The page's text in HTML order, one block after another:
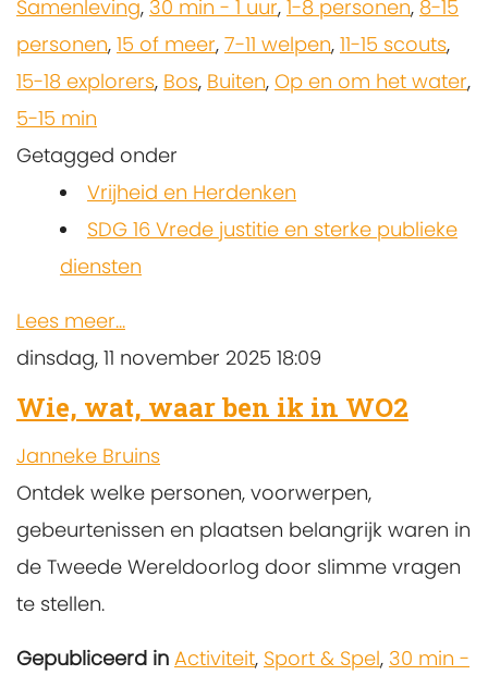
Samenleving, 30 min - 1 uur, 1-8 personen, 8-15
personen, 15 of meer, 7-11 welpen, 11-15 scouts,
15-18 explorers, Bos, Buiten, Op en om het water,
5-15 min
Getagged onder
Vrijheid en Herdenken
SDG 16 Vrede justitie en sterke publieke
diensten
Lees meer...
dinsdag, 11 november 2025 18:09
Wie, wat, waar ben ik in WO2
Janneke Bruins
Ontdek welke personen, voorwerpen,
gebeurtenissen en plaatsen belangrijk waren in
de Tweede Wereldoorlog door slimme vragen
te stellen.
Gepubliceerd in Activiteit, Sport & Spel, 30 min -